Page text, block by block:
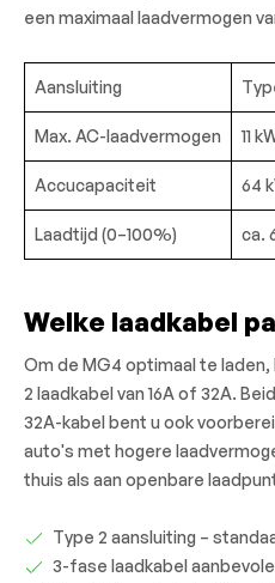
een maximaal laadvermogen
Aansluiting
Max. AC-laadvermogen 11
Accucapaciteit 64
Laadtijd (0–100%) ca.
Welke laadkabel
Om de MG4 optimaal te
2 laadkabel van 16A of 32A.
32A-kabel bent u ook
auto's met hogere
thuis als aan openbare
Type 2 aansluiting –
3-fase laadkabel